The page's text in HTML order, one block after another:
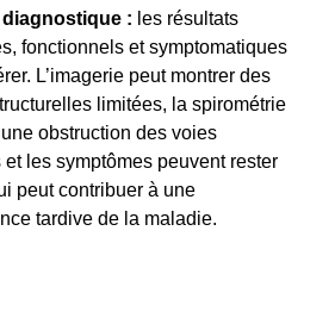
: les résultats
fonctionnels et symptomatiques
L’imagerie peut montrer des
limitées, la spirométrie
obstruction des voies
et les symptômes peuvent rester
peut contribuer à une
tardive de la maladie.